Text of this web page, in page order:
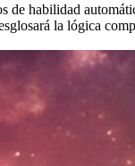
de habilidad
la lógica